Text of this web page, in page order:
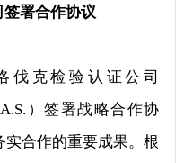
署合作协议
伐克检验认证公司
A.S.）签署战略合作协
合作的重要成果。根